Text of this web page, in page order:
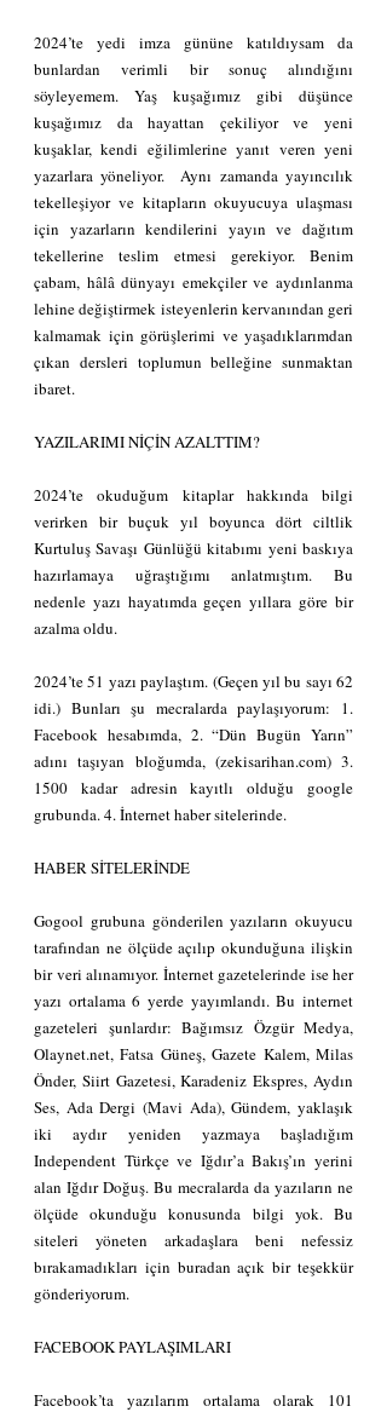
2024’te yedi imza gününe katıldıysam da
bunlardan verimli bir sonuç alındığını
söyleyemem. Yaş kuşağımız gibi düşünce
kuşağımız da hayattan çekiliyor ve yeni
kuşaklar, kendi eğilimlerine yanıt veren yeni
yazarlara yöneliyor.  Aynı zamanda yayıncılık
tekelleşiyor ve kitapların okuyucuya ulaşması
için yazarların kendilerini yayın ve dağıtım
tekellerine teslim etmesi gerekiyor. Benim
çabam, hâlâ dünyayı emekçiler ve aydınlanma
lehine değiştirmek isteyenlerin kervanından geri
kalmamak için görüşlerimi ve yaşadıklarımdan
çıkan dersleri toplumun belleğine sunmaktan
ibaret.
YAZILARIMI NİÇİN AZALTTIM?
2024’te okuduğum kitaplar hakkında bilgi
verirken bir buçuk yıl boyunca dört ciltlik
Kurtuluş Savaşı Günlüğü kitabımı yeni baskıya
hazırlamaya uğraştığımı anlatmıştım. Bu
nedenle yazı hayatımda geçen yıllara göre bir
azalma oldu.
2024’te 51 yazı paylaştım. (Geçen yıl bu sayı 62
idi.) Bunları şu mecralarda paylaşıyorum: 1.
Facebook hesabımda, 2. “Dün Bugün Yarın”
adını taşıyan bloğumda, (zekisarihan.com) 3.
1500 kadar adresin kayıtlı olduğu google
grubunda. 4. İnternet haber sitelerinde.
HABER SİTELERİNDE
Gogool grubuna gönderilen yazıların okuyucu
tarafından ne ölçüde açılıp okunduğuna ilişkin
bir veri alınamıyor. İnternet gazetelerinde ise her
yazı ortalama 6 yerde yayımlandı. Bu internet
gazeteleri şunlardır: Bağımsız Özgür Medya,
Olaynet.net, Fatsa Güneş, Gazete Kalem, Milas
Önder, Siirt Gazetesi, Karadeniz Ekspres, Aydın
Ses, Ada Dergi (Mavi Ada), Gündem, yaklaşık
iki aydır yeniden yazmaya başladığım
Independent Türkçe ve Iğdır’a Bakış’ın yerini
alan Iğdır Doğuş. Bu mecralarda da yazıların ne
ölçüde okunduğu konusunda bilgi yok. Bu
siteleri yöneten arkadaşlara beni nefessiz
bırakamadıkları için buradan açık bir teşekkür
gönderiyorum.
FACEBOOK PAYLAŞIMLARI
Facebook’ta yazılarım ortalama olarak 101